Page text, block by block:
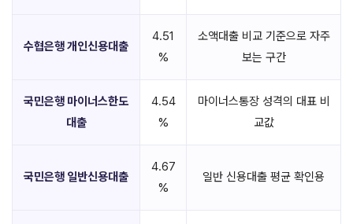
수협은행 개인신용대출
4.51
%
소액대출 비교 기준으로 자주
보는 구간
국민은행 마이너스한도
대출
4.54
%
마이너스통장 성격의 대표 비
교값
국민은행 일반신용대출
4.67
%
일반 신용대출 평균 확인용